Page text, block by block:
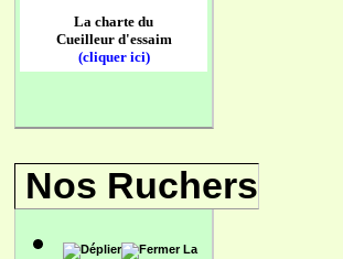
La charte du
Cueilleur d'essaim
(cliquer ici)
Nos Ruchers
La